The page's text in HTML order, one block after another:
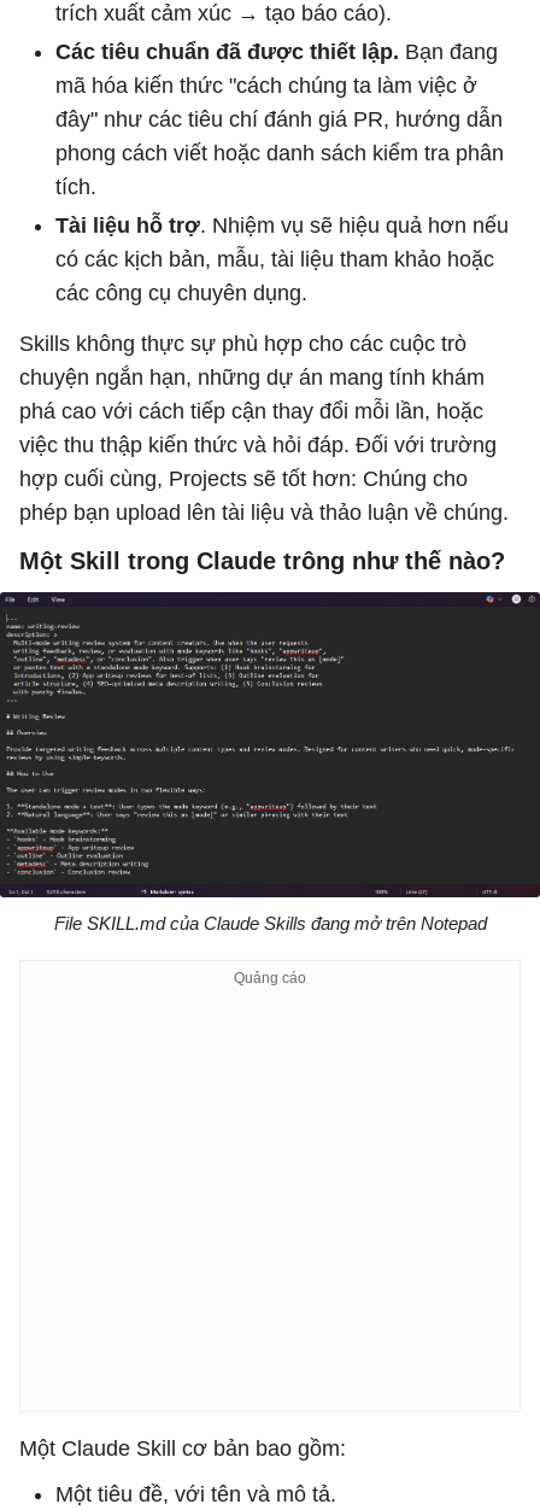
trích xuất cảm xúc → tạo báo cáo).
Các tiêu chuẩn đã được thiết lập. Bạn đang
mã hóa kiến ​​thức "cách chúng ta làm việc ở
đây" như các tiêu chí đánh giá PR, hướng dẫn
phong cách viết hoặc danh sách kiểm tra phân
tích.
Tài liệu hỗ trợ. Nhiệm vụ sẽ hiệu quả hơn nếu
có các kịch bản, mẫu, tài liệu tham khảo hoặc
các công cụ chuyên dụng.
Skills không thực sự phù hợp cho các cuộc trò
chuyện ngắn hạn, những dự án mang tính khám
phá cao với cách tiếp cận thay đổi mỗi lần, hoặc
việc thu thập kiến ​​thức và hỏi đáp. Đối với trường
hợp cuối cùng, Projects sẽ tốt hơn: Chúng cho
phép bạn upload lên tài liệu và thảo luận về chúng.
Một Skill trong Claude trông như thế nào?
File SKILL.md của Claude Skills đang mở trên Notepad
Một Claude Skill cơ bản bao gồm:
Một tiêu đề, với tên và mô tả.